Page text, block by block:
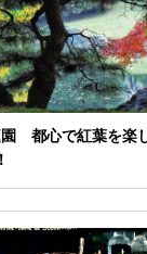
都心で紅葉を楽